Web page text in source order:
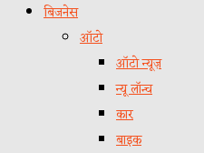
बिजनेस
ऑटो
ऑटो न्यूज़
न्यू लॉन्च
कार
बाइक